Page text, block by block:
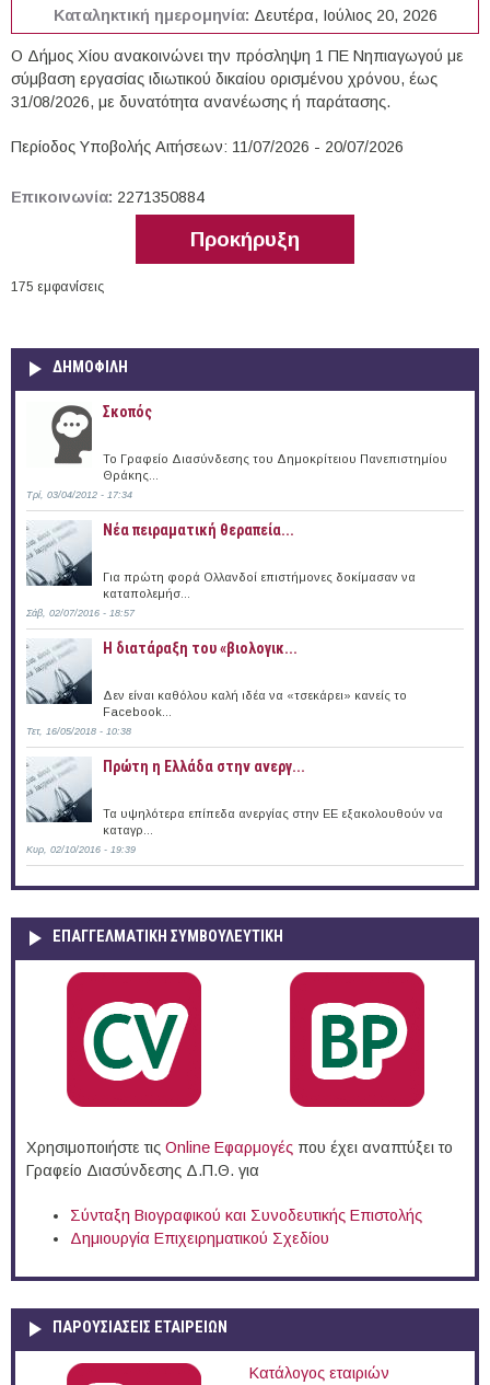
Καταληκτική ημερομηνία: Δευτέρα, Ιούλιος 20, 2026
Ο Δήμος Χίου ανακοινώνει την πρόσληψη 1 ΠΕ Νηπιαγωγού με
σύμβαση εργασίας ιδιωτικού δικαίου ορισμένου χρόνου, έως
31/08/2026, με δυνατότητα ανανέωσης ή παράτασης.
Περίοδος Υποβολής Αιτήσεων: 11/07/2026 - 20/07/2026
Επικοινωνία: 2271350884
Προκήρυξη
175 εμφανίσεις
ΔΗΜΟΦΙΛΗ
Σκοπός
Το Γραφείο Διασύνδεσης του Δημοκρίτειου Πανεπιστημίου
Θράκης...
Τρί, 03/04/2012 - 17:34
Νέα πειραματική θεραπεία...
Για πρώτη φορά Ολλανδοί επιστήμονες δοκίμασαν να
καταπολεμήσ...
Σάβ, 02/07/2016 - 18:57
Η διατάραξη του «βιολογικ...
Δεν είναι καθόλου καλή ιδέα να «τσεκάρει» κανείς το
Facebook...
Τετ, 16/05/2018 - 10:38
Πρώτη η Ελλάδα στην ανεργ...
Τα υψηλότερα επίπεδα ανεργίας στην ΕΕ εξακολουθούν να
καταγρ...
Κυρ, 02/10/2016 - 19:39
ΕΠΑΓΓΕΛΜΑΤΙΚΉ ΣΥΜΒΟΥΛΕΥΤΙΚΉ
Χρησιμοποιήστε τις Online Eφαρμογές που έχει αναπτύξει το
Γραφείο Διασύνδεσης Δ.Π.Θ. για
Σύνταξη Βιογραφικού και Συνοδευτικής Επιστολής
Δημιουργία Επιχειρηματικού Σχεδίου
ΠΑΡΟΥΣΙΆΣΕΙΣ ΕΤΑΙΡΕΙΏΝ
Κατάλογος εταιριών